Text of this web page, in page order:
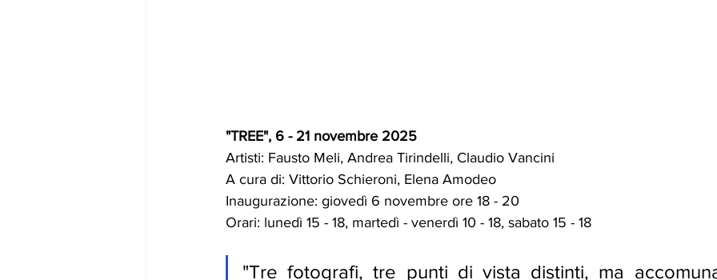
"TREE", 6 - 21 novembre 2025
Artisti: Fausto Meli, Andrea Tirindelli, Claudio Vancini
A cura di: Vittorio Schieroni, Elena Amodeo
Inaugurazione: giovedì 6 novembre ore 18 - 20
Orari: lunedì 15 - 18, martedì - venerdì 10 - 18, sabato 15 - 18
"Tre fotografi, tre punti di vista distinti, ma